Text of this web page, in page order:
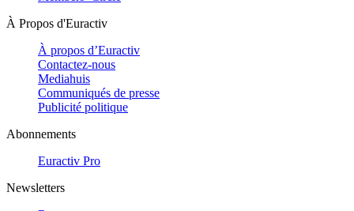
À Propos d'Euractiv
À propos d’Euractiv
Contactez-nous
Mediahuis
Communiqués de presse
Publicité politique
Abonnements
Euractiv Pro
Newsletters